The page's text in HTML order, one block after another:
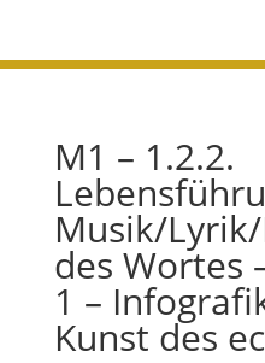
M1 – 1.2.2.
Musik/
des Wortes
1 –
Kunst des